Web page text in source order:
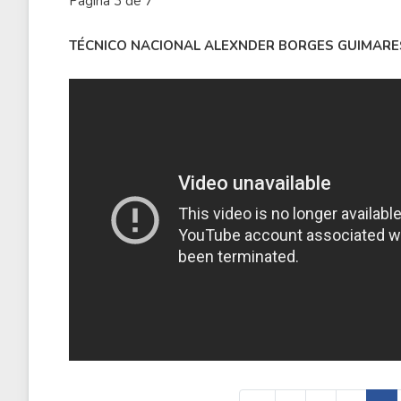
TÉCNICO NACIONAL ALEXNDER BORGES